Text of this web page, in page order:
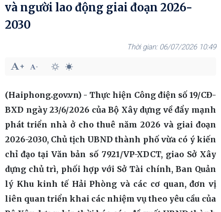
và người lao động giai đoạn 2026-
2030
06/07/2026 10:49
(Haiphong.gov.vn) - Thực hiện Công điện số 19/CĐ-
BXD ngày 23/6/2026 của Bộ Xây dựng về đẩy mạnh
phát triển nhà ở cho thuê năm 2026 và giai đoạn
2026-2030, Chủ tịch UBND thành phố vừa có ý kiến
chỉ đạo tại Văn bản số 7921/VP-XDCT, giao Sở Xây
dựng chủ trì, phối hợp với Sở Tài chính, Ban Quản
lý Khu kinh tế Hải Phòng và các cơ quan, đơn vị
liên quan triển khai các nhiệm vụ theo yêu cầu của